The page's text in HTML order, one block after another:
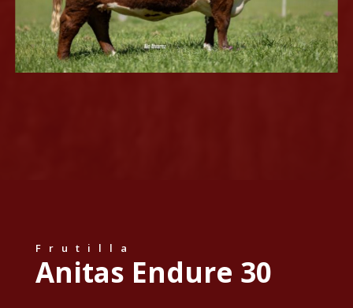
Frutilla
Anitas Endure 30